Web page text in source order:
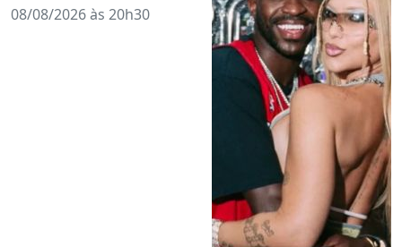
08/08/2026 às 20h30